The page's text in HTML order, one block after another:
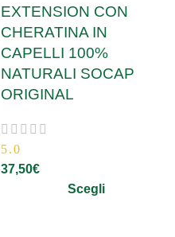
EXTENSION CON
CHERATINA IN
CAPELLI 100%
NATURALI SOCAP
ORIGINAL
5.0
37,50€
Scegli